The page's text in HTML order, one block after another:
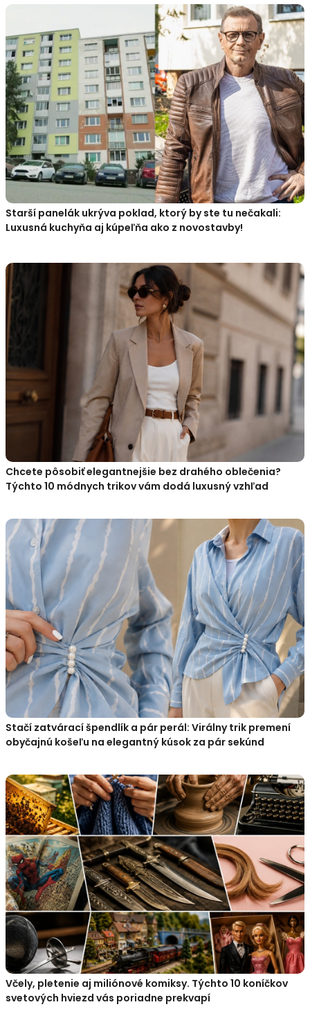
Starší panelák ukrýva poklad, ktorý by ste tu nečakali:
Luxusná kuchyňa aj kúpeľňa ako z novostavby!
Chcete pôsobiť elegantnejšie bez drahého oblečenia?
Týchto 10 módnych trikov vám dodá luxusný vzhľad
Stačí zatvárací špendlík a pár perál: Virálny trik premení
obyčajnú košeľu na elegantný kúsok za pár sekúnd
Včely, pletenie aj miliónové komiksy. Týchto 10 koníčkov
svetových hviezd vás poriadne prekvapí